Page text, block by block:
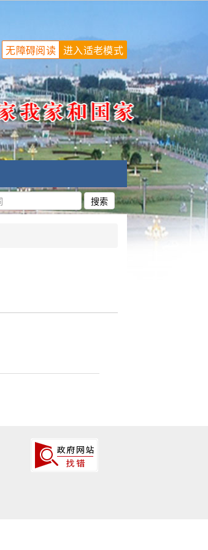
进入适老模式
无障碍阅读